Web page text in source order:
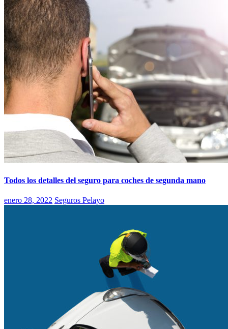
Todos los detalles del seguro para coches de segunda mano
enero 28, 2022 Seguros Pelayo